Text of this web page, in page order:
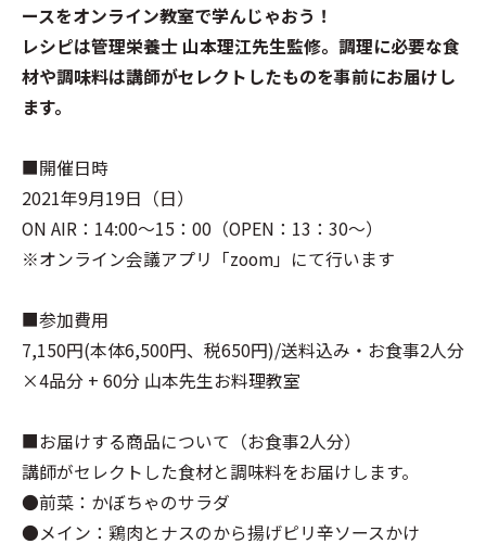
ースをオンライン教室で学んじゃおう！
レシピは管理栄養士 山本理江先生監修。調理に必要な食
材や調味料は講師がセレクトしたものを事前にお届けし
ます。
■開催日時
2021年9月19日（日）
ON AIR：14:00～15：00（OPEN：13：30～）
※オンライン会議アプリ「zoom」にて行います
■参加費用
7,150円(本体6,500円、税650円)/送料込み・お食事2人分
×4品分 + 60分 山本先生お料理教室
■お届けする商品について（お食事2人分）
講師がセレクトした食材と調味料をお届けします。
●前菜：かぼちゃのサラダ
●メイン：鶏肉とナスのから揚げピリ辛ソースかけ